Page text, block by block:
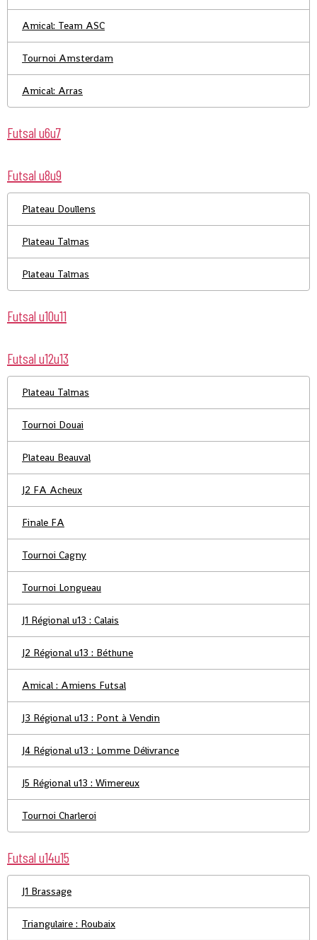
Amical: Team ASC
Tournoi Amsterdam
Amical: Arras
Futsal u6u7
Futsal u8u9
Plateau Doullens
Plateau Talmas
Plateau Talmas
Futsal u10u11
Futsal u12u13
Plateau Talmas
Tournoi Douai
Plateau Beauval
J2 FA Acheux
Finale FA
Tournoi Cagny
Tournoi Longueau
J1 Régional u13 : Calais
J2 Régional u13 : Béthune
Amical : Amiens Futsal
J3 Régional u13 : Pont à Vendin
J4 Régional u13 : Lomme Délivrance
J5 Régional u13 : Wimereux
Tournoi Charleroi
Futsal u14u15
J1 Brassage
Triangulaire : Roubaix